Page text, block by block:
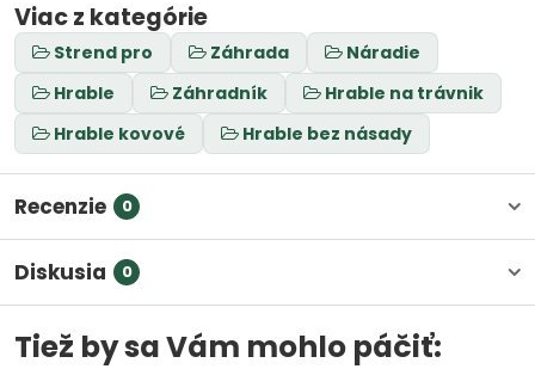
Viac z kategórie
Strend pro Záhrada
Náradie
Hrable
Záhradník
Hrable na trávnik
Hrable kovové
Hrable bez násady
Recenzie 0
Diskusia 0
Tiež by sa Vám mohlo páčiť: